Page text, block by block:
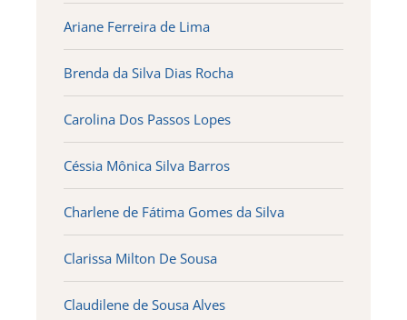
Ariane Ferreira de Lima
Brenda da Silva Dias Rocha
Carolina Dos Passos Lopes
Céssia Mônica Silva Barros
Charlene de Fátima Gomes da Silva
Clarissa Milton De Sousa
Claudilene de Sousa Alves